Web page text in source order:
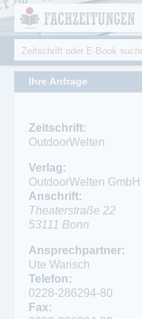
Fachzeitungen.de
Fachmagazine
Suchformular
Suche
Ihre Anfrage
Zeitschrift:
OutdoorWelten
Verlag:
OutdoorWelten GmbH
Anschrift:
Theaterstraße 22
53111 Bonn
Ansprechpartner:
Ute Warisch
Telefon:
0228-286294-80
Fax:
Cookie-Einstellungen